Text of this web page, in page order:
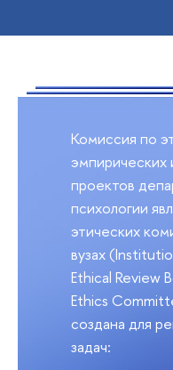
Комиссия по
эмпирических
проектов
психологии
этических
вузах
Ethical Review
Ethics
создана для
задач: